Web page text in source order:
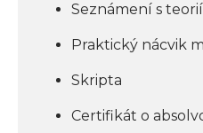
Seznámení s teorií
Praktický nácvik
Skripta
Certifikát o